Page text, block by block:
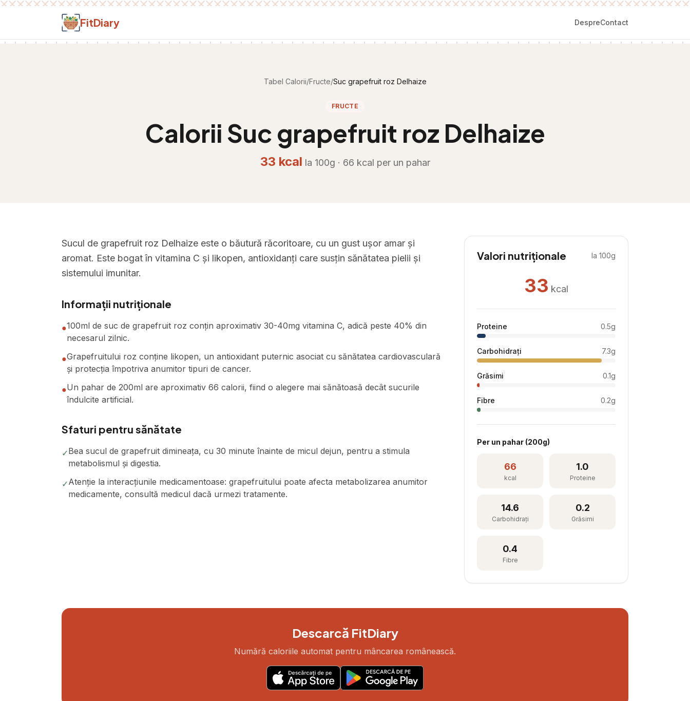
Salt la conținut
FitDiary DespreContact
Tabel Calorii/Fructe/Suc grapefruit roz Delhaize
FRUCTE
CaloriiSuc grapefruit roz Delhaize
33 kcal la 100g · 66 kcal per un pahar
Sucul de grapefruit roz Delhaize este o băutură răcoritoare, cu un gust ușor amar și
aromat. Este bogat în vitamina C și likopen, antioxidanți care susțin sănătatea pielii și
sistemului imunitar.
Informații nutriționale
●100ml de suc de grapefruit roz conțin aproximativ 30-40mg vitamina C, adică peste 40% din
necesarul zilnic.
●Grapefruitului roz conține likopen, un antioxidant puternic asociat cu sănătatea cardiovasculară
și protecția împotriva anumitor tipuri de cancer.
●Un pahar de 200ml are aproximativ 66 calorii, fiind o alegere mai sănătoasă decât sucurile
îndulcite artificial.
Sfaturi pentru sănătate
✓Bea sucul de grapefruit dimineața, cu 30 minute înainte de micul dejun, pentru a stimula
metabolismul și digestia.
✓Atenție la interacțiunile medicamentoase: grapefruitului poate afecta metabolizarea anumitor
medicamente, consultă medicul dacă urmezi tratamente.
Valori nutriționale la 100g
33 kcal
Proteine 0.5g
Carbohidrați 7.3g
Grăsimi 0.1g
Fibre 0.2g
Per un pahar (200g)
66
kcal
1.0
Proteine
14.6
Carbohidrați
0.2
Grăsimi
0.4
Fibre
Descarcă FitDiary
Numără caloriile automat pentru mâncarea românească.